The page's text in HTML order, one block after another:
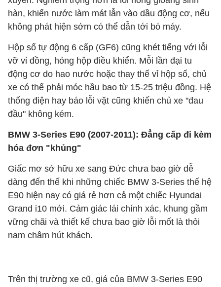
hàn, khiến nước làm mát lẫn vào dầu động cơ, nếu
không phát hiện sớm có thể dẫn tới bó máy.
Hộp số tự động 6 cấp (GF6) cũng khét tiếng với lỗi
vỡ vỉ đồng, hỏng hộp điều khiển. Mỗi lần đại tu
động cơ do hao nước hoặc thay thế vỉ hộp số, chủ
xe có thể phải móc hầu bao từ 15-25 triệu đồng. Hệ
thống điện hay báo lỗi vặt cũng khiến chủ xe "đau
đầu" không kém.
BMW 3-Series E90 (2007-2011): Đẳng cấp đi kèm
hóa đơn "khủng"
Giấc mơ sở hữu xe sang Đức chưa bao giờ dễ
dàng đến thế khi những chiếc BMW 3-Series thế hệ
E90 hiện nay có giá rẻ hơn cả một chiếc Hyundai
Grand i10 mới. Cảm giác lái chính xác, khung gầm
vững chãi và thiết kế chưa bao giờ lỗi mốt là thỏi
nam châm hút khách.
Trên thị trường xe cũ, giá của BMW 3-Series E90